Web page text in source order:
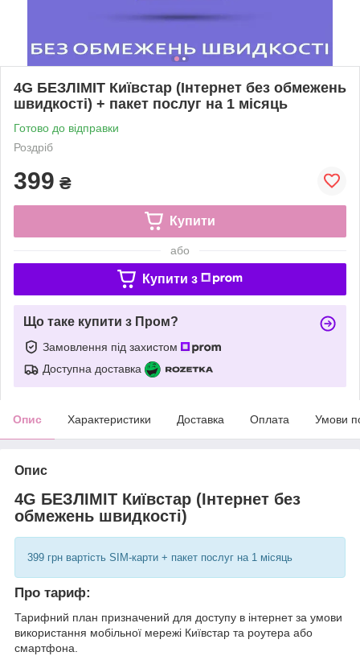
4G БЕЗЛІМІТ Київстар (Інтернет без обмежень
швидкості) + пакет послуг на 1 місяць
Готово до відправки
Роздріб
399 ₴
Купити
або
Купити з
Що таке купити з Пром?
Замовлення під захистом
Доступна доставка
Опис Характеристики Доставка Оплата Умови
Опис
4G БЕЗЛІМІТ Київстар (Інтернет без
обмежень швидкості)
399 грн вартість SIM-карти + пакет послуг на 1 місяць
Про тариф:
Тарифний план призначений для доступу в інтернет за умови
використання мобільної мережі Київстар та роутера або
смартфона.